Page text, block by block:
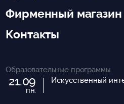
Фирменный
Контакты
Образовательные программы
21.09
пн.
Искусственный